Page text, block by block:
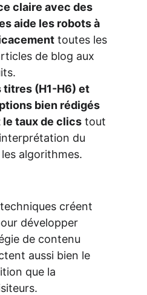
claire avec des
aide les robots à
toutes les
de blog aux
titres (H1-H6) et
bien rédigés
taux de clics tout
du
algorithmes.
créent
développer
de contenu
aussi bien le
que la